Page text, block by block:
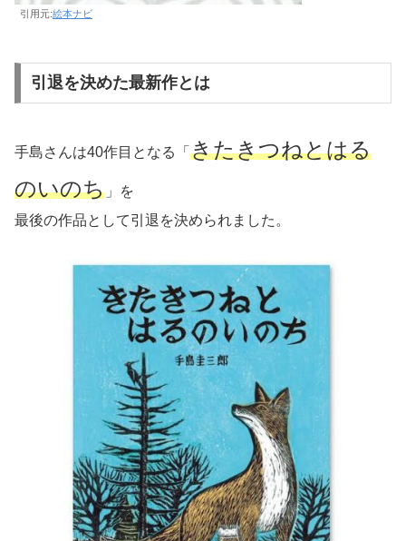
引用元:絵本ナビ
引退を決めた最新作とは
手島さんは40作目となる「 きたきつねとはる
のいのち 」を
最後の作品として引退を決められました。